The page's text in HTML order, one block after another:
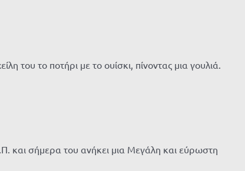
το ποτήρι με το ουίσκι, πίνοντας μια γουλιά.
και σήμερα του ανήκει μια Μεγάλη και εύρωστη